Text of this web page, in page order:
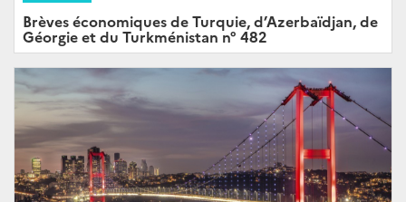
Brèves économiques de Turquie, d’Azerbaïdjan, de
Géorgie et du Turkménistan n° 482